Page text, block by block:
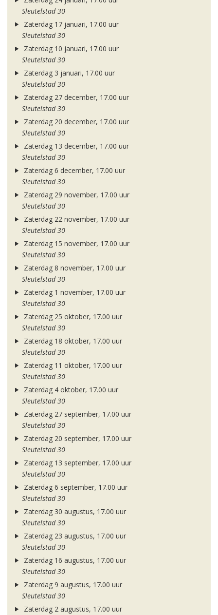
Sleutelstad 30
Zaterdag 17 januari, 17.00 uur
Sleutelstad 30
Zaterdag 10 januari, 17.00 uur
Sleutelstad 30
Zaterdag 3 januari, 17.00 uur
Sleutelstad 30
Zaterdag 27 december, 17.00 uur
Sleutelstad 30
Zaterdag 20 december, 17.00 uur
Sleutelstad 30
Zaterdag 13 december, 17.00 uur
Sleutelstad 30
Zaterdag 6 december, 17.00 uur
Sleutelstad 30
Zaterdag 29 november, 17.00 uur
Sleutelstad 30
Zaterdag 22 november, 17.00 uur
Sleutelstad 30
Zaterdag 15 november, 17.00 uur
Sleutelstad 30
Zaterdag 8 november, 17.00 uur
Sleutelstad 30
Zaterdag 1 november, 17.00 uur
Sleutelstad 30
Zaterdag 25 oktober, 17.00 uur
Sleutelstad 30
Zaterdag 18 oktober, 17.00 uur
Sleutelstad 30
Zaterdag 11 oktober, 17.00 uur
Sleutelstad 30
Zaterdag 4 oktober, 17.00 uur
Sleutelstad 30
Zaterdag 27 september, 17.00 uur
Sleutelstad 30
Zaterdag 20 september, 17.00 uur
Sleutelstad 30
Zaterdag 13 september, 17.00 uur
Sleutelstad 30
Zaterdag 6 september, 17.00 uur
Sleutelstad 30
Zaterdag 30 augustus, 17.00 uur
Sleutelstad 30
Zaterdag 23 augustus, 17.00 uur
Sleutelstad 30
Zaterdag 16 augustus, 17.00 uur
Sleutelstad 30
Zaterdag 9 augustus, 17.00 uur
Sleutelstad 30
Zaterdag 2 augustus, 17.00 uur